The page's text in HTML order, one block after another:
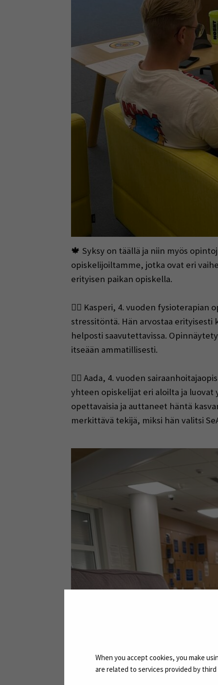
When you accept cookies, you make
are related to services provided by
🍁 Syksy on täällä ja niin myös
opiskelijoiltamme, jotka ovat eri
erityisen paikan opiskella.
👨‍⚕️ Kasperi, 4. vuoden fysioterapian
stressitöntä. Hän arvostaa
helposti saavutettavissa.
itseään ammatillisesti.
👩‍⚕️ Aada, 4. vuoden
yhteen opiskelijat eri aloilta ja luovat
opettavaisia ja auttaneet häntä
merkittävä tekijä, miksi hän valitsi